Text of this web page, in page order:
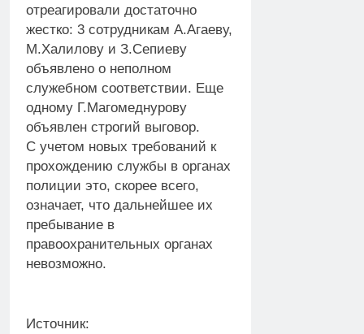
отреагировали достаточно
жестко: 3 сотрудникам А.Агаеву,
М.Халилову и З.Сепиеву
объявлено о неполном
служебном соответствии. Еще
одному Г.Магомеднурову
объявлен строгий выговор.
С учетом новых требований к
прохождению службы в органах
полиции это, скорее всего,
означает, что дальнейшее их
пребывание в
правоохранительных органах
невозможно.
Источник: